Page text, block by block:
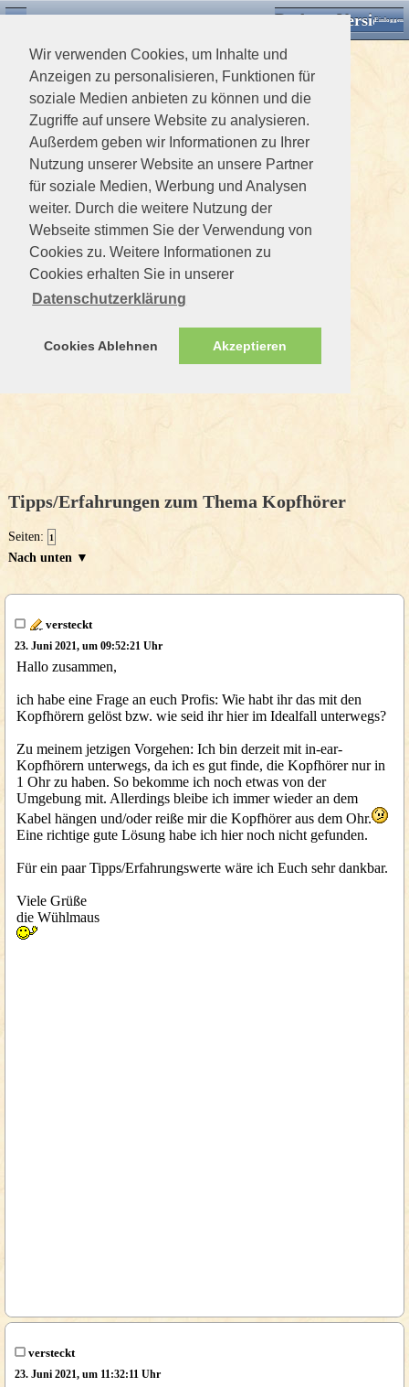
Wir verwenden Cookies, um Inhalte und
Anzeigen zu personalisieren, Funktionen für
soziale Medien anbieten zu können und die
Zugriffe auf unsere Website zu analysieren.
Außerdem geben wir Informationen zu Ihrer
Nutzung unserer Website an unsere Partner
für soziale Medien, Werbung und Analysen
weiter. Durch die weitere Nutzung der
Webseite stimmen Sie der Verwendung von
Cookies zu. Weitere Informationen zu
Cookies erhalten Sie in unserer
Datenschutzerklärung
Cookies Ablehnen Akzeptieren
Desktop VersionEinloggen
Tipps/Erfahrungen zum Thema Kopfhörer
Seiten: 1
Nach unten ▼
versteckt
23. Juni 2021, um 09:52:21 Uhr
Hallo zusammen,
ich habe eine Frage an euch Profis: Wie habt ihr das mit den
Kopfhörern gelöst bzw. wie seid ihr hier im Idealfall unterwegs?
Zu meinem jetzigen Vorgehen: Ich bin derzeit mit in-ear-
Kopfhörern unterwegs, da ich es gut finde, die Kopfhörer nur in
1 Ohr zu haben. So bekomme ich noch etwas von der
Umgebung mit. Allerdings bleibe ich immer wieder an dem
Kabel hängen und/oder reiße mir die Kopfhörer aus dem Ohr.
Eine richtige gute Lösung habe ich hier noch nicht gefunden.
Für ein paar Tipps/Erfahrungswerte wäre ich Euch sehr dankbar.
Viele Grüße
die Wühlmaus
versteckt
23. Juni 2021, um 11:32:11 Uhr